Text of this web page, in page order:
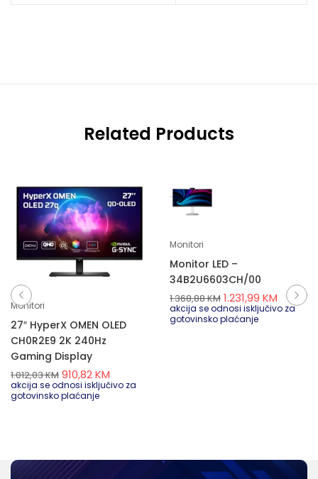
Related Products
Monitori
27″ HyperX OMEN OLED
CH0R2E9 2K 240Hz
Gaming Display
1.012,03KM 910,82KM
akcija se odnosi isključivo za
gotovinsko plaćanje
Monitori
Monitor LED –
34B2U6603CH/00
1.368,88KM 1.231,99 KM
akcija se odnosi isključivo za
gotovinsko plaćanje